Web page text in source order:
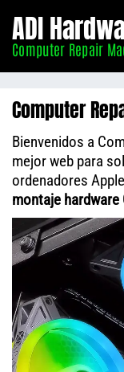
Madrid
ADI
Computer Repair
Computer
Bienvenidos a
mejor web para
ordenadores
montaje hardware